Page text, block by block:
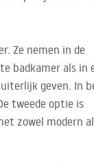
Ze nemen in de
badkamer als in
geven. In
tweede optie is
zowel modern